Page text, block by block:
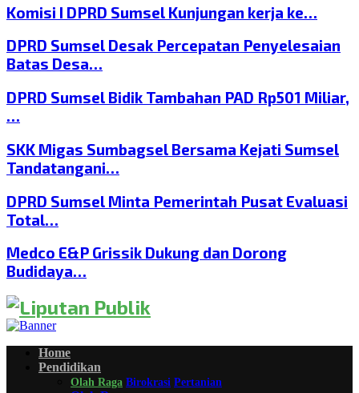
Komisi I DPRD Sumsel Kunjungan kerja ke…
DPRD Sumsel Desak Percepatan Penyelesaian
Batas Desa…
DPRD Sumsel Bidik Tambahan PAD Rp501 Miliar,
…
SKK Migas Sumbagsel Bersama Kejati Sumsel
Tandatangani…
DPRD Sumsel Minta Pemerintah Pusat Evaluasi
Total…
Medco E&P Grissik Dukung dan Dorong
Budidaya…
Home
Pendidikan
Olah Raga Birokrasi Pertanian